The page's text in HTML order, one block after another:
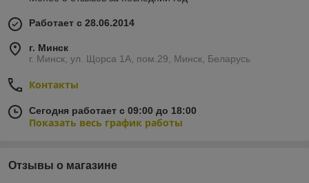
Работает с 28.06.2014
г. Минск
г. Минск, ул. Щорса 1А, пом.29, Минск, Беларусь
Контакты
Сегодня работает с 09:00 до 18:00
Показать весь график работы
Отзывы о магазине